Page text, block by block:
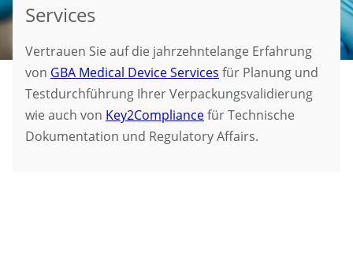
Services
Vertrauen Sie auf die jahrzehntelange Erfahrung
von GBA Medical Device Services für Planung und
Testdurchführung Ihrer Verpackungsvalidierung
wie auch von Key2Compliancefür Technische
Dokumentation und Regulatory Affairs.